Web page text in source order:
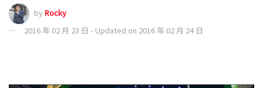
byRocky
2016 年 02 月 23 日 - Updated on 2016 年 02 月 24 日